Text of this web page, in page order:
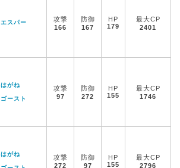
エスパー
攻撃
166
防御
167
HP
179
最大CP
2401
はがね
ゴースト
攻撃
97
防御
272
HP
155
最大CP
1746
はがね
攻撃
272
防御
97
HP
155
最大CP
2796